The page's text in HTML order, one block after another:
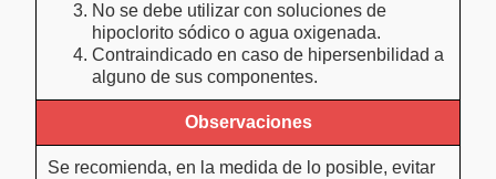
No se debe utilizar con soluciones de
hipoclorito sódico o agua oxigenada.
Contraindicado en caso de hipersenbilidad a
alguno de sus componentes.
Observaciones
Se recomienda, en la medida de lo posible, evitar